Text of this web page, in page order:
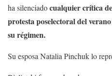
ha silenciadocualquier crítica
protesta poselectoral del
su régimen.
Su esposa Natalia Pinchuk lo